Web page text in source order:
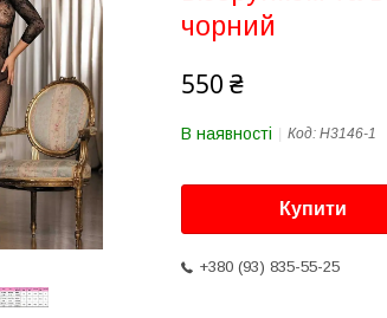
чорний
550 ₴
В наявності Код: H3146-1
Купити
+380 (93) 835-55-25